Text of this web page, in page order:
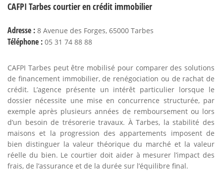
CAFPI Tarbes courtier en crédit immobilier
Adresse : 8 Avenue des Forges, 65000 Tarbes
Téléphone : 05 31 74 88 88
CAFPI Tarbes peut être mobilisé pour comparer des solutions
de financement immobilier, de renégociation ou de rachat de
crédit. L’agence présente un intérêt particulier lorsque le
dossier nécessite une mise en concurrence structurée, par
exemple après plusieurs années de remboursement ou lors
d’un besoin de trésorerie travaux. À Tarbes, la stabilité des
maisons et la progression des appartements imposent de
bien distinguer la valeur théorique du marché et la valeur
réelle du bien. Le courtier doit aider à mesurer l’impact des
frais, de l’assurance et de la durée sur l’équilibre final.